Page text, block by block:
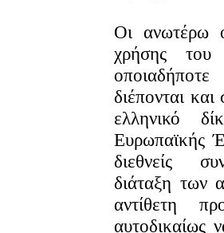
Οι ανωτέρω
χρήσης
διέπονται
ελληνικό
Ευρωπαϊκής
διεθνείς
διάταξη των
αντίθετη
αυτοδικαίως